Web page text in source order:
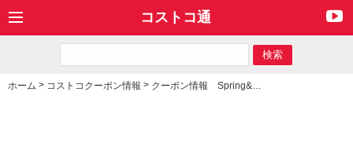
コストコ通
ホーム > コストコクーポン情報 > クーポン情報 Spring&Summer Fair 2013年6月17日～6月23日